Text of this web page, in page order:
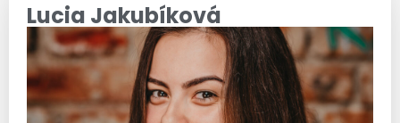
Lucia Jakubíková